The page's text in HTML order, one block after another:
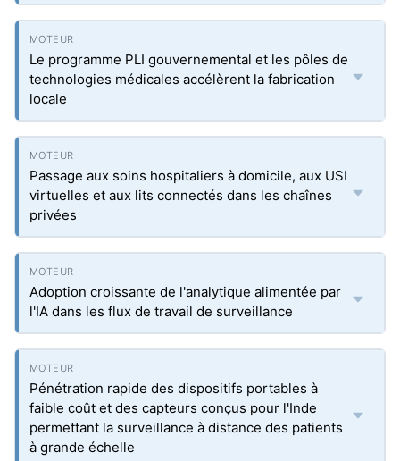
Le programme PLI gouvernemental et les pôles de
technologies médicales accélèrent la fabrication
locale
Passage aux soins hospitaliers à domicile, aux USI
virtuelles et aux lits connectés dans les chaînes
privées
Adoption croissante de l'analytique alimentée par
l'IA dans les flux de travail de surveillance
Pénétration rapide des dispositifs portables à
faible coût et des capteurs conçus pour l'Inde
permettant la surveillance à distance des patients
à grande échelle